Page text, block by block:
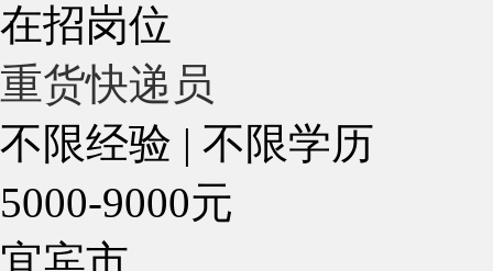
在招岗位
重货快递员
不限经验 | 不限学历
5000-9000元